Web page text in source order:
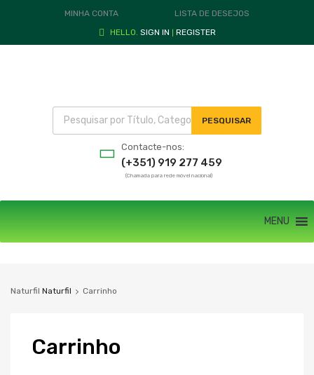
MINHA CONTA
LISTA DE DESEJOS
HELLO. SIGN IN REGISTER
PESQUISAR
Contacte-nos:
(+351) 919 277 459
(Chamada para rede móvel nacional)
MENU
Naturfil Naturfil Carrinho
Carrinho